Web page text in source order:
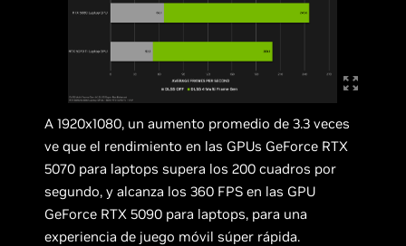
A 1920x1080, un aumento promedio de 3.3 veces
ve que el rendimiento en las GPUs GeForce RTX
5070 para laptops supera los 200 cuadros por
segundo, y alcanza los 360 FPS en las GPU
GeForce RTX 5090 para laptops, para una
experiencia de juego móvil súper rápida.